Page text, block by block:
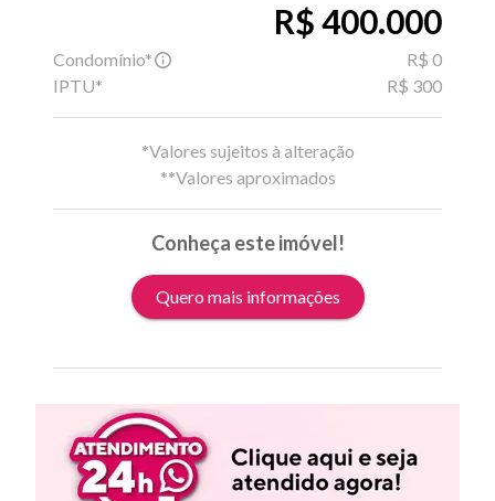
R$ 400.000
Condomínio*
R$ 0
IPTU*
R$ 300
*Valores sujeitos à alteração
**Valores aproximados
Conheça este imóvel!
Quero mais informações